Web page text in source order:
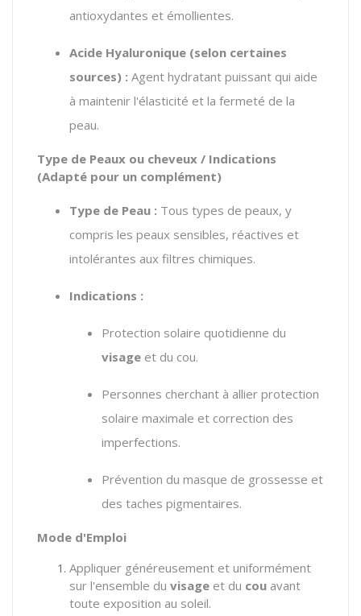
antioxydantes et émollientes.
Acide Hyaluronique (selon certaines
sources) : Agent hydratant puissant qui aide
à maintenir l'élasticité et la fermeté de la
peau.
Type de Peaux ou cheveux / Indications
(Adapté pour un complément)
Type de Peau : Tous types de peaux, y
compris les peaux sensibles, réactives et
intolérantes aux filtres chimiques.
Indications :
Protection solaire quotidienne du
visage et du cou.
Personnes cherchant à allier protection
solaire maximale et correction des
imperfections.
Prévention du masque de grossesse et
des taches pigmentaires.
Mode d'Emploi
Appliquer généreusement et uniformément
sur l'ensemble du visage et du cou avant
toute exposition au soleil.